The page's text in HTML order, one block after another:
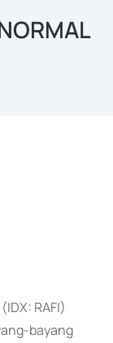
RAFI)
bayang